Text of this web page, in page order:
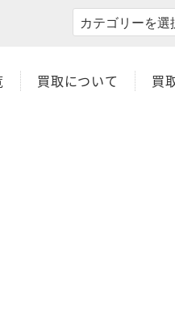
のやりくりターボ！
買取について 買